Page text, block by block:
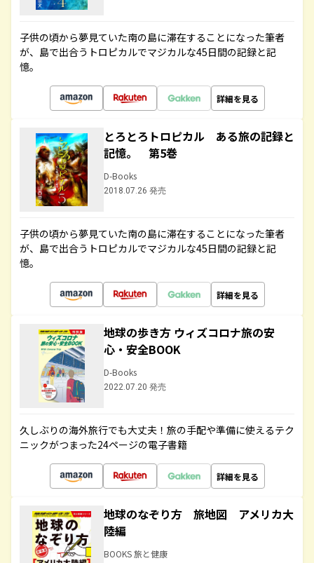
子供の頃から夢見ていた南の島に滞在することになった筆者
が、島で出合うトロピカルでマジカルな45日間の記録と記
憶。
詳細を見る
とろとろトロピカル ある旅の記録と
記憶。 第5巻
D-Books
2018.07.26 発売
子供の頃から夢見ていた南の島に滞在することになった筆者
が、島で出合うトロピカルでマジカルな45日間の記録と記
憶。
詳細を見る
地球の歩き方 ウィズコロナ旅の安
心・安全BOOK
D-Books
2022.07.20 発売
久しぶりの海外旅行でも大丈夫！旅の手配や準備に使えるテク
ニックがつまった24ページの電子書籍
詳細を見る
地球のなぞり方 旅地図 アメリカ大
陸編
BOOKS 旅と健康